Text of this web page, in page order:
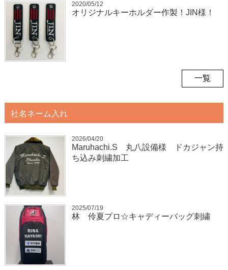
2020/05/12
オリジナルキーホルダー作製！JIN様！
一覧
社名ネーム入れ
2026/04/20
Maruhachi.S 丸八設備様 ドカジャン持
ち込み刺繍加工
2025/07/19
林 伶夏プロ☆キャディーバッグ刺繍